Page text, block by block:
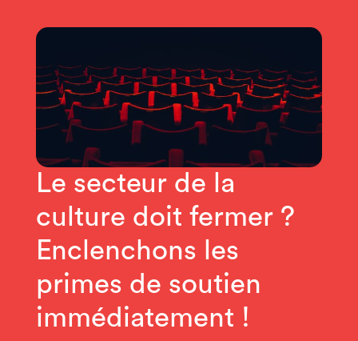
Le secteur de la
culture doit fermer ?
Enclenchons les
primes de soutien
immédiatement !